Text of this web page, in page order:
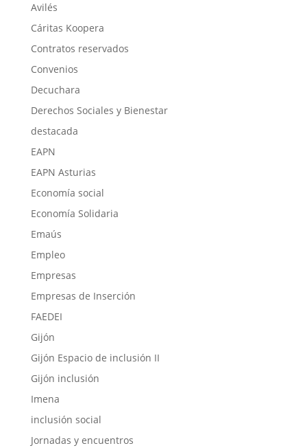
Avilés
Cáritas Koopera
Contratos reservados
Convenios
Decuchara
Derechos Sociales y Bienestar
destacada
EAPN
EAPN Asturias
Economía social
Economía Solidaria
Emaús
Empleo
Empresas
Empresas de Inserción
FAEDEI
Gijón
Gijón Espacio de inclusión II
Gijón inclusión
Imena
inclusión social
Jornadas y encuentros